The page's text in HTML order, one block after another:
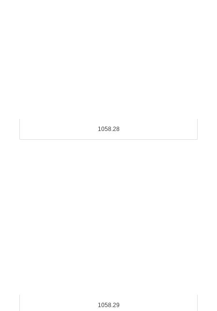
1058.28
1058.29